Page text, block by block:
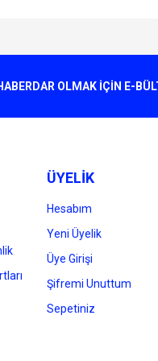
OLMAK İÇİN E-
ÜYELİK
Hesabım
Yeni Üyelik
Üye Girişi
Şifremi Unuttum
Sepetiniz